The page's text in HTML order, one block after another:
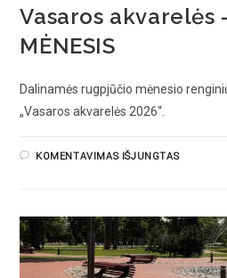
Vasaros akvarelės
MĖNESIS
Dalinamės rugpjūčio mėnesio
„Vasaros akvarelės 2026“.
KOMENTAVIMAS IŠJUNGTAS